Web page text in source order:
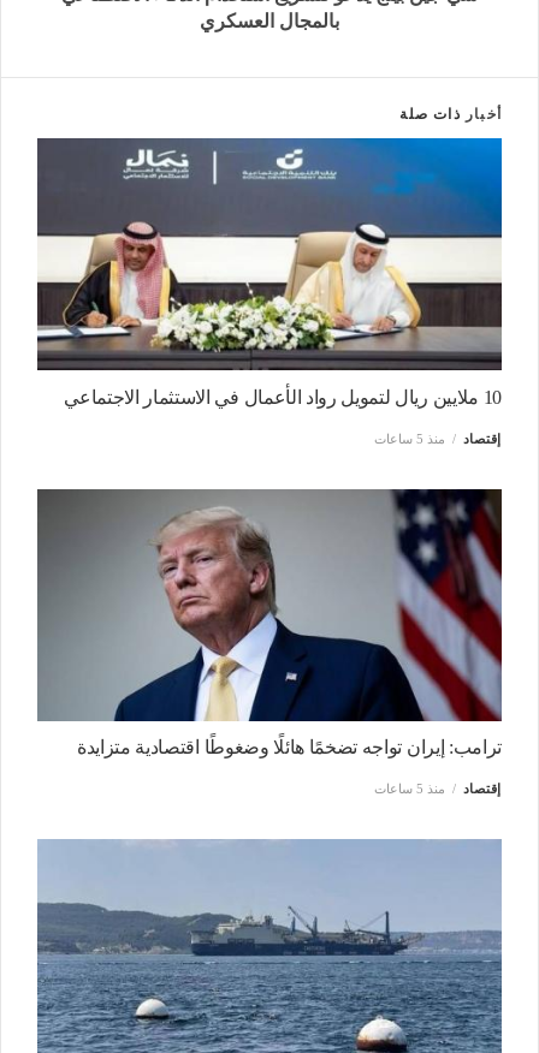
بالمجال العسكري
أخبار ذات صلة
10 ملايين ريال لتمويل رواد الأعمال في الاستثمار الاجتماعي
إقتصاد منذ 5 ساعات
ترامب: إيران تواجه تضخمًا هائلًا وضغوطًا اقتصادية متزايدة
إقتصاد منذ 5 ساعات